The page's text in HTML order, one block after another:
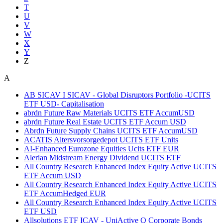
T
U
V
W
X
Y
Z
A
AB SICAV I SICAV - Global Disruptors Portfolio -UCITS
ETF USD- Capitalisation
abrdn Future Raw Materials UCITS ETF AccumUSD
abrdn Future Real Estate UCITS ETF Accum USD
Abrdn Future Supply Chains UCITS ETF AccumUSD
ACATIS Altersvorsorgedepot UCITS ETF Units
AI-Enhanced Eurozone Equities Ucits ETF EUR
Alerian Midstream Energy Dividend UCITS ETF
All Country Research Enhanced Index Equity Active UCITS
ETF Accum USD
All Country Research Enhanced Index Equity Active UCITS
ETF AccumHedged EUR
All Country Research Enhanced Index Equity Active UCITS
ETF USD
Allsolutions ETF ICAV - UniActive Q Corporate Bonds